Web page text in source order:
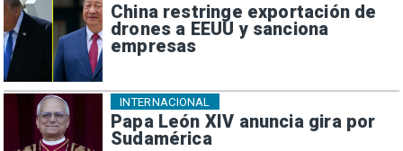
China restringe exportación de
drones a EEUU y sanciona
empresas
Papa León XIV anuncia gira por
Sudamérica
INTERNACIONAL